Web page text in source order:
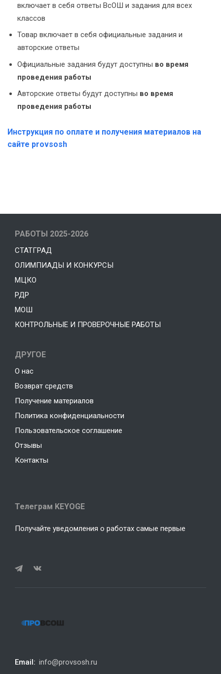
включает в себя ответы ВсОШ и задания для всех
классов
Товар включает в себя официальные задания и
авторские ответы
Официальные задания будут доступны во время
проведения работы
Авторские ответы будут доступны во время
проведения работы
Инструкция по оплате и получения материалов на
сайте provsosh
РАБОТЫ 2025-2026
СТАТГРАД
ОЛИМПИАДЫ И КОНКУРСЫ
МЦКО
РДР
МОШ
КОНТРОЛЬНЫЕ И ПРОВЕРОЧНЫЕ РАБОТЫ
ДРУГОЕ
О нас
Возврат средств
Получение материалов
Политика конфиденциальности
Пользовательское соглашение
Отзывы
Контакты
Телеграм KEYOGE
Получайте уведомления о работах самые первые
Email: info@provsosh.ru